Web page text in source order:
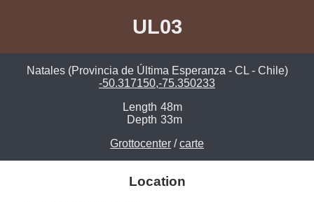
UL03
Natales (Provincia de Última Esperanza - CL - Chile)
-50.317150,-75.350233
Length 48m
Depth 33m
Grottocenter /carte
Location